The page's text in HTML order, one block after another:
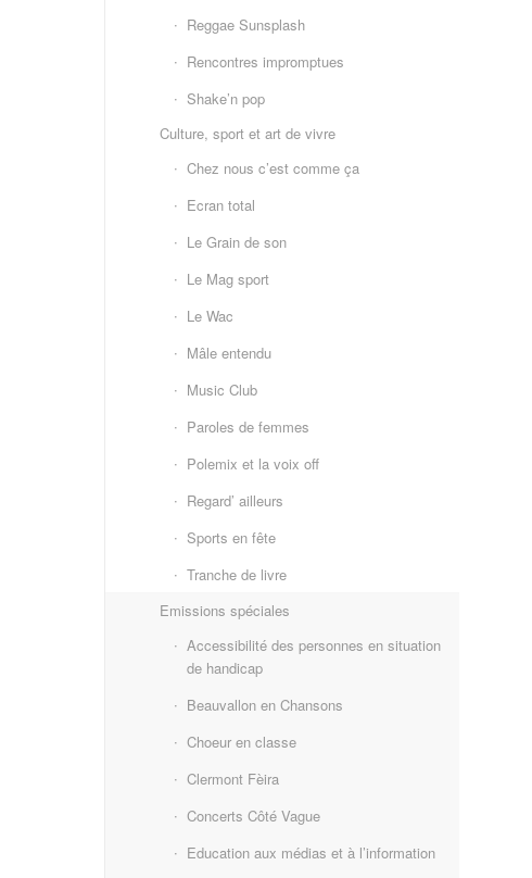
Reggae Sunsplash
Rencontres impromptues
Shake’n pop
Culture, sport et art de vivre
Chez nous c’est comme ça
Ecran total
Le Grain de son
Le Mag sport
Le Wac
Mâle entendu
Music Club
Paroles de femmes
Polemix et la voix off
Regard’ ailleurs
Sports en fête
Tranche de livre
Emissions spéciales
Accessibilité des personnes en situation
de handicap
Beauvallon en Chansons
Choeur en classe
Clermont Fèira
Concerts Côté Vague
Education aux médias et à l’information